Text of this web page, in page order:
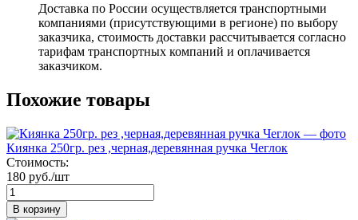
Доставка по России осуществляется транспортными
компаниями (присутствующими в регионе) по выбору
заказчика, стоимость доставки рассчитывается согласно
тарифам транспортных компаний и оплачивается
заказчиком.
Похожие товары
Киянка 250гр. рез ,черная,деревянная ручка Чеглок
Стоимость:
180 руб./шт
В корзину